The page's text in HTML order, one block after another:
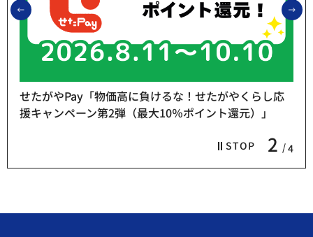
前のスライドを表示
STOP 2 4
せたがやPay「物価高に負けるな！せたがやくらし応
援キャンペーン第2弾（最大10％ポイント還元）」